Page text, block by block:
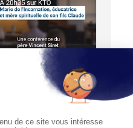
les intuitions du pape